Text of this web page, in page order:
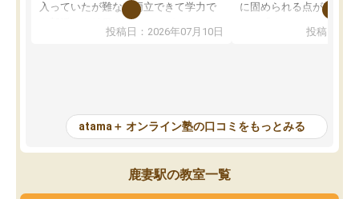
入っていたが難なく両立できて学力で
も部活でも結果を残すことができてよ
かった。また問題演習の際に、自分が
が、自分で自分の管理ができない人に
とっては難しい部分もあるのではない
かと思った。
投稿日：2026年07月10日
に固められる点が魅力で
項目のおかげで、手軽
元数が可視化されるので
しながら意欲的に取り組
常に効果を実感している
投稿日：
atama＋ オンライン塾の口コミをもっとみる
鹿妻駅の教室一覧